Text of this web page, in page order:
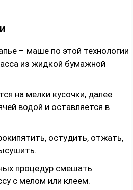
– маше по этой технологии
из жидкой бумажной
на мелки кусочки, далее
водой и оставляется в
остудить, отжать,
процедур смешать
с мелом или клеем.